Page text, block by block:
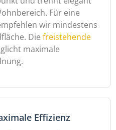
Für eine
wir mindestens
Die freistehende
maximale
Effizienz